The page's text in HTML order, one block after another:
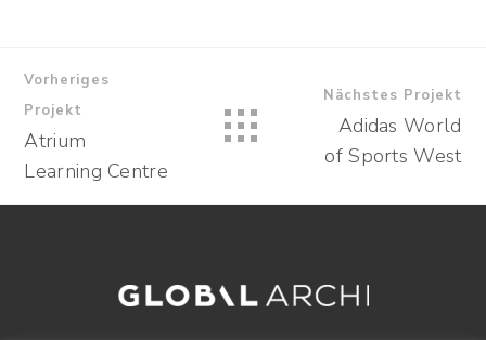
Vorheriges
Projekt
Atrium
Learning Centre
Nächstes Projekt
Adidas World
of Sports West